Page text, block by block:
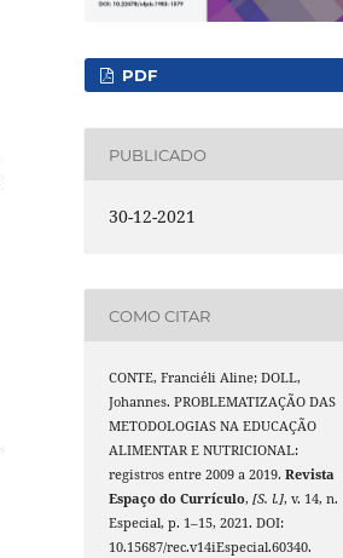
PDF
PUBLICADO
30-12-2021
COMO CITAR
CONTE, Franciéli Aline; DOLL,
Johannes. PROBLEMATIZAÇÃO DAS
METODOLOGIAS NA EDUCAÇÃO
ALIMENTAR E NUTRICIONAL:
registros entre 2009 a 2019.Revista
Espaço do Currículo,[S. l.], v. 14, n.
Especial, p. 1–15, 2021. DOI:
10.15687/rec.v14iEspecial.60340.